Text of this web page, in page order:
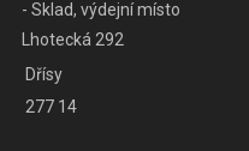
- Sklad, výdejní místo
Lhotecká 292
Dřísy
277 14